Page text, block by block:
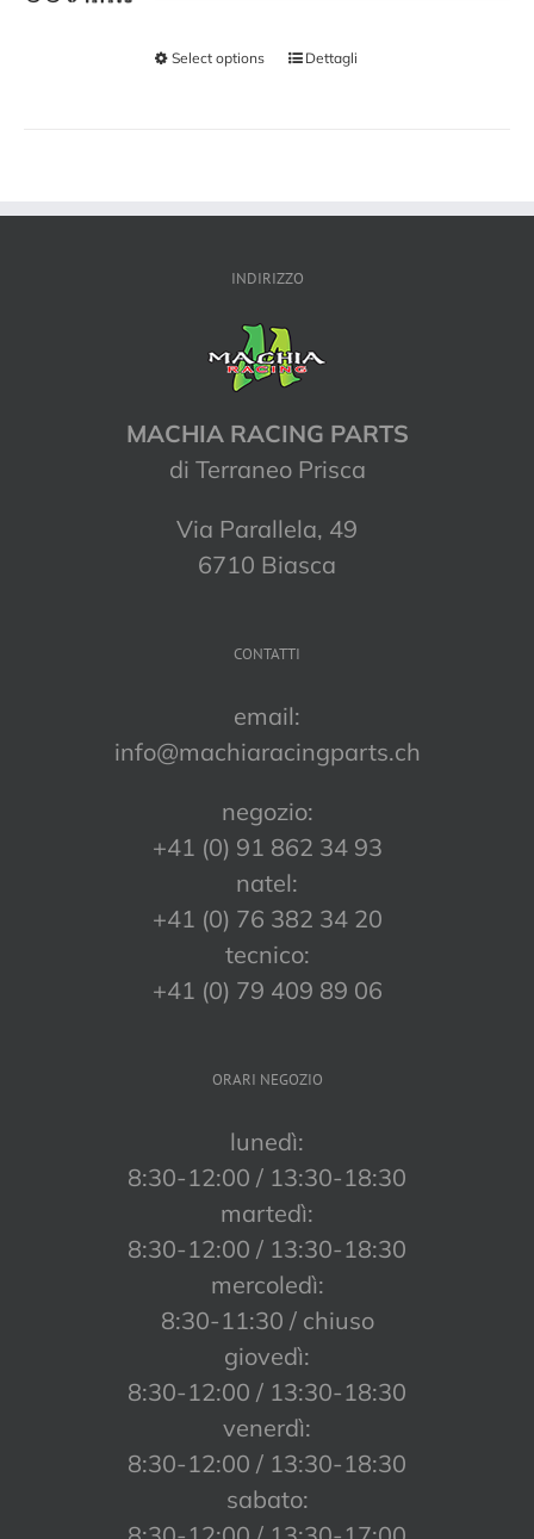
Select options Dettagli
INDIRIZZO
MACHIA RACING PARTS
di Terraneo Prisca
Via Parallela, 49
6710 Biasca
CONTATTI
email:
info@machiaracingparts.ch
negozio:
+41 (0) 91 862 34 93
natel:
+41 (0) 76 382 34 20
tecnico:
+41 (0) 79 409 89 06
ORARI NEGOZIO
lunedì:
8:30-12:00 / 13:30-18:30
martedì:
8:30-12:00 / 13:30-18:30
mercoledì:
8:30-11:30 / chiuso
giovedì:
8:30-12:00 / 13:30-18:30
venerdì:
8:30-12:00 / 13:30-18:30
sabato: